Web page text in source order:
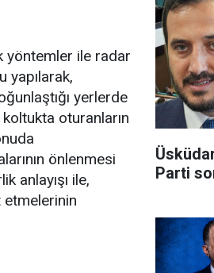
yöntemler ile radar
yapılarak,
yerlerde
oturanların
önlenmesi
anlayışı ile,
etmelerinin
Parti